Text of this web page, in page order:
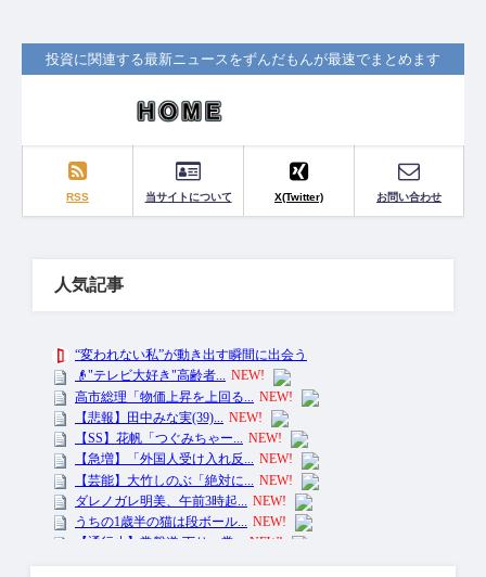
投資に関連する最新ニュースをずんだもんが最速でまとめます
RSS 当サイトについて X(Twitter) お問い合わせ
人気記事